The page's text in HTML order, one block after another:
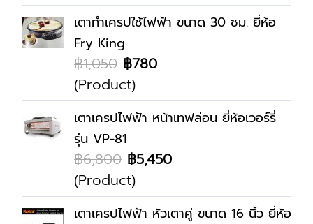
เตาทำเครปใช้ไฟฟ้า ขนาด 30 ซม. ยี่ห้อ
Fry King
฿1,050 ฿780
(Product)
เตาเครปไฟฟ้า หน้าเทฟล่อน ยี่ห้อเวอร์รี่
รุ่น VP-81
฿6,800 ฿5,450
(Product)
เตาเครปไฟฟ้า หัวเตาคู่ ขนาด 16 นิ้ว ยี่ห้อ